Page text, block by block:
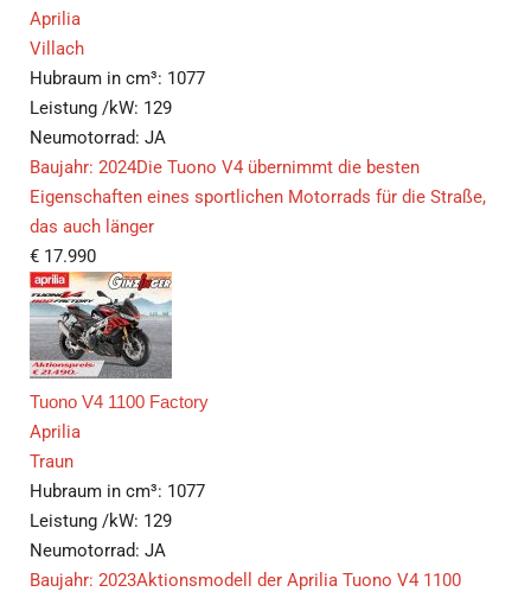
Aprilia
Villach
Hubraum in cm³: 1077
Leistung /kW: 129
Neumotorrad: JA
Baujahr: 2024Die Tuono V4 übernimmt die besten
Eigenschaften eines sportlichen Motorrads für die Straße,
das auch länger
€ 17.990
Tuono V4 1100 Factory
Aprilia
Traun
Hubraum in cm³: 1077
Leistung /kW: 129
Neumotorrad: JA
Baujahr: 2023Aktionsmodell der Aprilia Tuono V4 1100